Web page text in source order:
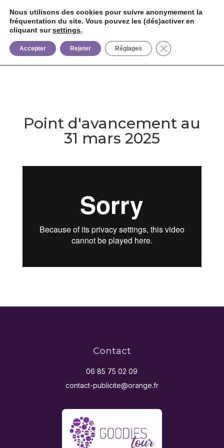
 
Point d'avancement au
31 mars 2025
Contact
06 85 75 02 09
contact-publicite@orange.fr
Nous utilisons des cookies pour suivre anonymement la
fréquentation du site. Vous pouvez les (dés)activer en
cliquant sursettings.
Accepter Rejeter Réglages Fermer la